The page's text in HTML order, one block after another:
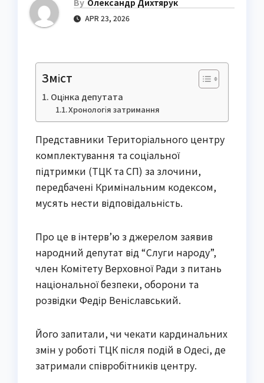
By Олександр Дихтярук
APR 23, 2026
Зміст
Оцінка депутата
Хронологія затримання
Представники Територіального центру
комплектування та соціальної
підтримки (ТЦК та СП) за злочини,
передбачені Кримінальним кодексом,
мусять нести відповідальність.
Про це в інтерв’ю з джерелом заявив
народний депутат від “Слуги народу”,
член Комітету Верховної Ради з питань
національної безпеки, оборони та
розвідки Федір Веніславський.
Його запитали, чи чекати кардинальних
змін у роботі ТЦК після подій в Одесі, де
затримали співробітників центру.